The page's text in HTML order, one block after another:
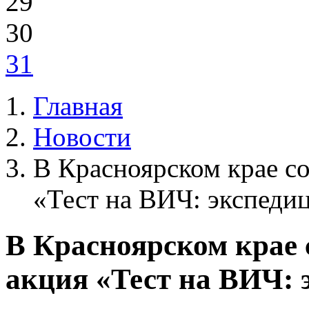
30
31
Главная
Новости
В Красноярском крае
«Тест на ВИЧ:
В Красноярском крае
акция «Тест на ВИЧ: